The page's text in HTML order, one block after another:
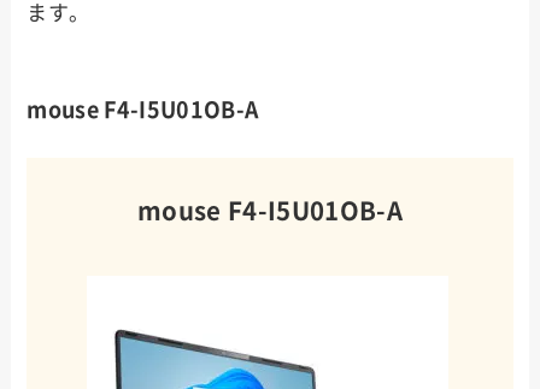
ます。
mouse F4-I5U01OB-A
mouse F4-I5U01OB-A